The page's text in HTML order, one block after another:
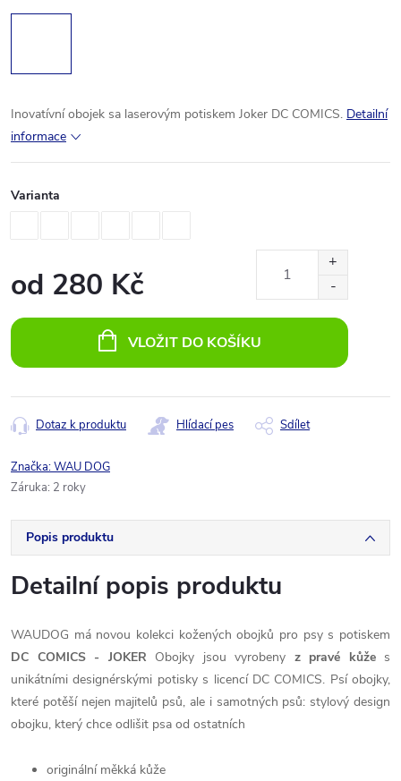
Inovatívní obojek sa laserovým potiskem Joker DC COMICS. Detailní
informace
Varianta
od 280 Kč
cena:
VLOŽIT DO KOŠÍKU
Dotaz k produktu Hlídací pes Sdílet
Značka:WAU DOG
Záruka: 2 roky
Popis produktu
Detailní popis produktu
WAUDOG má novou kolekci kožených obojků pro psy s potiskem
DC COMICS - JOKER Obojky jsou vyrobeny z pravé kůžes
unikátními designérskými potisky s licencí DC COMICS. Psí obojky,
které potěší nejen majitelů psů, ale i samotných psů: stylový design
obojku, který chce odlišit psa od ostatních
originální měkká kůže